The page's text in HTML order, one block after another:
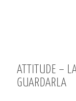
ATTITUDE –
GUARDARLA